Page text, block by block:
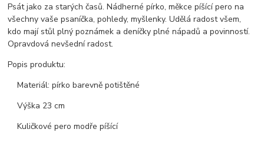
Psát jako za starých časů. Nádherné pírko, měkce píšící pero na
všechny vaše psaníčka, pohledy, myšlenky. Udělá radost všem,
kdo mají stůl plný poznámek a deníčky plné nápadů a povinností.
Opravdová nevšední radost.
Popis produktu:
Materiál: pírko barevně potištěné
Výška 23 cm
Kuličkové pero modře píšící